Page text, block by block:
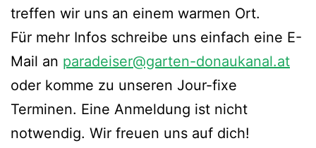
treffen wir uns an einem warmen Ort.
Für mehr Infos schreibe uns einfach eine E-
Mail an paradeiser@garten-donaukanal.at
oder komme zu unseren Jour-fixe
Terminen. Eine Anmeldung ist nicht
notwendig. Wir freuen uns auf dich!